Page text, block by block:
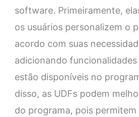
software. Primeiramente,
os usuários personalizem o
acordo com suas
adicionando
estão disponíveis no
disso, as UDFs podem
do programa, pois